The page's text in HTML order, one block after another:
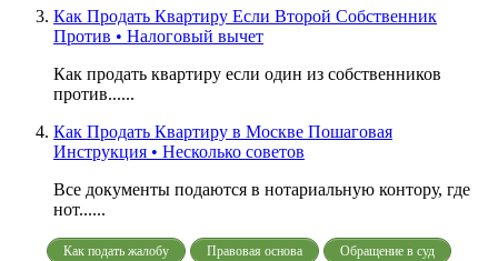
Как Продать Квартиру Если Второй Собственник
Против • Налоговый вычет
Как продать квартиру если один из собственников
против......
Как Продать Квартиру в Москве Пошаговая
Инструкция • Несколько советов
Все документы подаются в нотариальную контору, где
нот......
Как подать жалобу Правовая основа
Обращение в суд